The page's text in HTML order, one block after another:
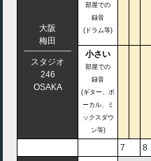
大阪
梅田
スタジオ
246
OSAKA
部屋での
録音
(ドラム等)
小さい
部屋での
録音
(ギター、ボ
ーカル、ミ
ックスダウ
ン等)
7 8